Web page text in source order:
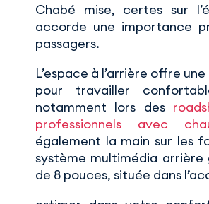
Chabé mise, certes sur
accorde une importance
passagers.
L’espace à l’arrière offre
pour travailler
notamment lors des
professionnels avec
également la main sur les
système multimédia
de 8 pouces, située dans